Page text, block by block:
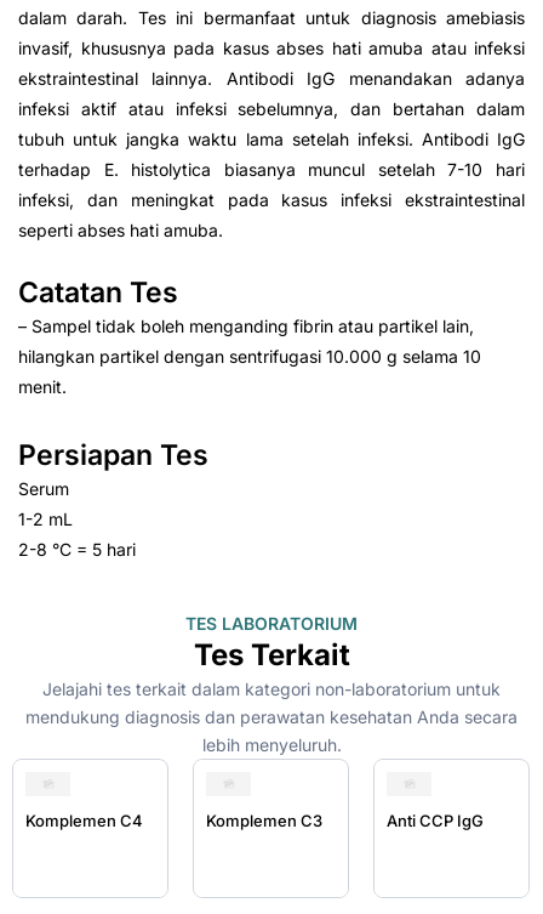
dalam darah. Tes ini bermanfaat untuk diagnosis amebiasis
invasif, khususnya pada kasus abses hati amuba atau infeksi
ekstraintestinal lainnya. Antibodi IgG menandakan adanya
infeksi aktif atau infeksi sebelumnya, dan bertahan dalam
tubuh untuk jangka waktu lama setelah infeksi. Antibodi IgG
terhadap E. histolytica biasanya muncul setelah 7-10 hari
infeksi, dan meningkat pada kasus infeksi ekstraintestinal
seperti abses hati amuba.
Catatan Tes
– Sampel tidak boleh menganding fibrin atau partikel lain,
hilangkan partikel dengan sentrifugasi 10.000 g selama 10
menit.
Persiapan Tes
Serum
1-2 mL
2-8 °C = 5 hari
TES LABORATORIUM
Tes Terkait
Jelajahi tes terkait dalam kategori non-laboratorium untuk
mendukung diagnosis dan perawatan kesehatan Anda secara
lebih menyeluruh.
Komplemen C4 Komplemen C3 Anti CCP IgG